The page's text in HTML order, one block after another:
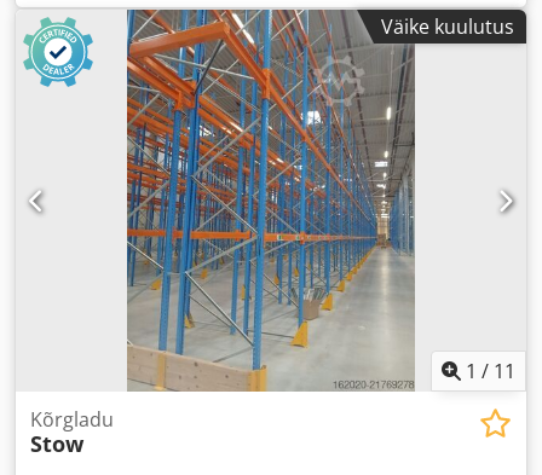
Väike kuulutus
1 / 11
Kõrgladu
Stow